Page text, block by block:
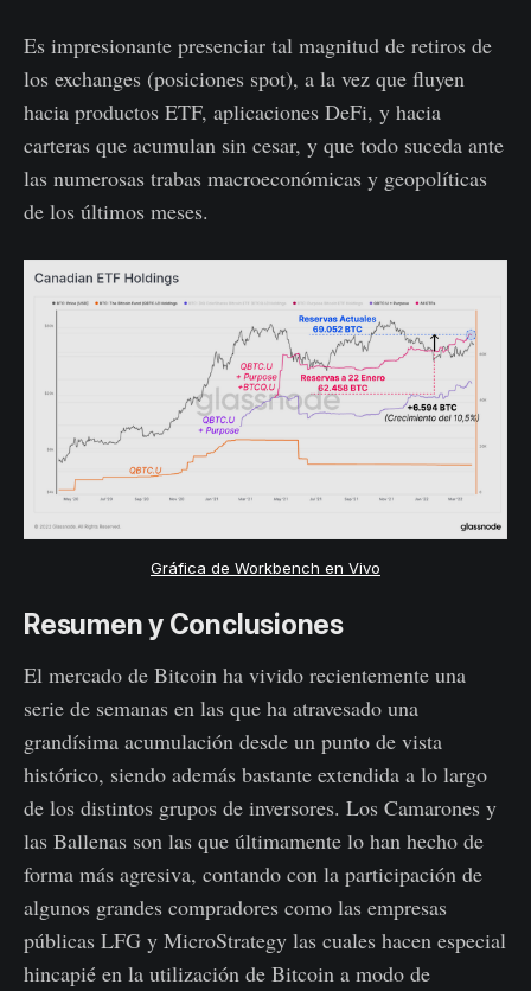
Es impresionante presenciar tal magnitud de retiros de
los exchanges (posiciones spot), a la vez que fluyen
hacia productos ETF, aplicaciones DeFi, y hacia
carteras que acumulan sin cesar, y que todo suceda ante
las numerosas trabas macroeconómicas y geopolíticas
de los últimos meses.
Gráfica de Workbench en Vivo
Resumen y Conclusiones
El mercado de Bitcoin ha vivido recientemente una
serie de semanas en las que ha atravesado una
grandísima acumulación desde un punto de vista
histórico, siendo además bastante extendida a lo largo
de los distintos grupos de inversores. Los Camarones y
las Ballenas son las que últimamente lo han hecho de
forma más agresiva, contando con la participación de
algunos grandes compradores como las empresas
públicas LFG y MicroStrategy las cuales hacen especial
hincapié en la utilización de Bitcoin a modo de